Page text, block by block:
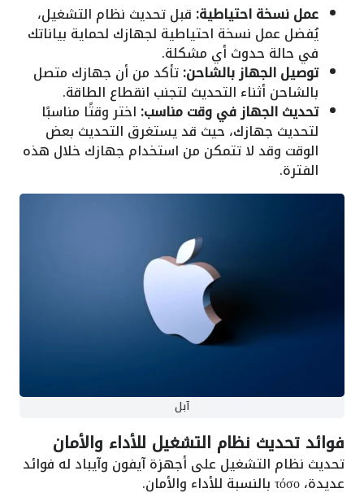
عمل نسخة احتياطية: قبل تحديث نظام التشغيل،
يُفضل عمل نسخة احتياطية لجهازك لحماية بياناتك
في حالة حدوث أي مشكلة.
توصيل الجهاز بالشاحن:تأكد من أن جهازك متصل
بالشاحن أثناء التحديث لتجنب انقطاع الطاقة.
تحديث الجهاز في وقت مناسب: اختر وقتًا مناسبًا
لتحديث جهازك، حيث قد يستغرق التحديث بعض
الوقت وقد لا تتمكن من استخدام جهازك خلال هذه
الفترة.
آبل
فوائد تحديث نظام التشغيل للأداء والأمان
تحديث نظام التشغيل على أجهزة آيفون وآيباد له فوائد
عديدة، τόσο بالنسبة للأداء والأمان.